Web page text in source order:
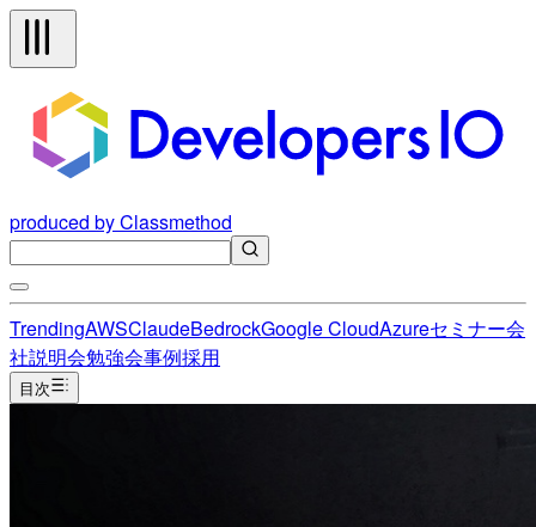
produced by Classmethod
TrendingAWSClaudeBedrockGoogle CloudAzureセミナー会
社説明会勉強会事例採用
目次